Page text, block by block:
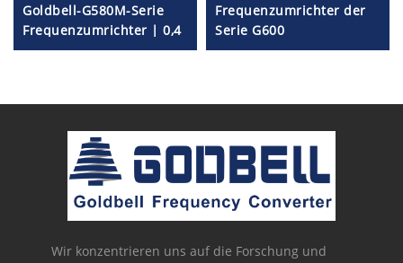
Goldbell-G580M-Serie
Frequenzumrichter | 0,4
kW–800 kW | V/F- und
Frequenzumrichter
Frequenzumrichter der
Serie G600
Wir konzentrieren uns auf die Forschung und